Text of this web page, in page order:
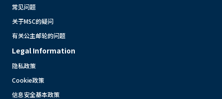
常见问题
关于MSC的疑问
有关公主邮轮的问题
Legal Information
隐私政策
Cookie政策
信息安全基本政策